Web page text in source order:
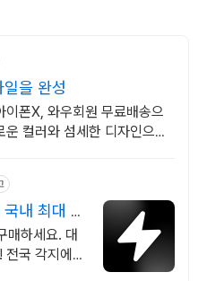
을 완성
폰X, 와우회원 무료배송으
컬러와 섬세한 디자인으로
내 최대 브
매하세요. 대
국 각지에서